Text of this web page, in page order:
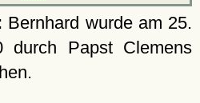
Bernhard wurde am 25.
durch Papst Clemens